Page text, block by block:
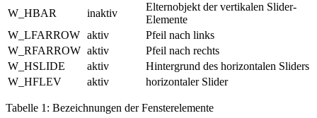
W_HBAR
inaktiv
Elternobjekt der vertikalen Slider-
Elemente
W_LFARROW aktiv
Pfeil nach links
W_RFARROW aktiv
Pfeil nach rechts
W_HSLIDE
aktiv
Hintergrund des horizontalen Sliders
W_HFLEV
aktiv horizontaler Slider
Tabelle 1: Bezeichnungen der Fensterelemente